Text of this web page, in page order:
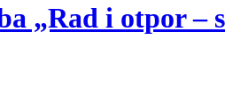
„Rad i otpor